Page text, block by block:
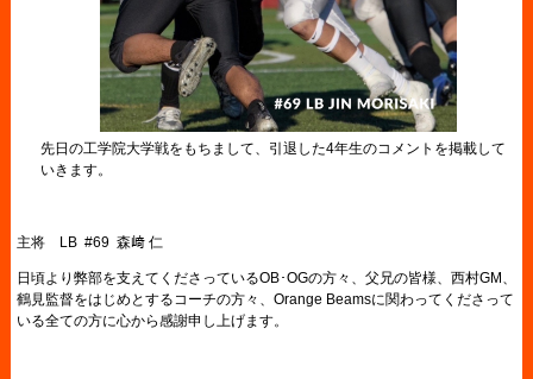
先日の工学院大学戦をもちまして、引退した4年生のコメントを掲載して
いきます。
主将 LB #69 森﨑 仁
日頃より弊部を支えてくださっているOB･OGの方々、父兄の皆様、西村GM、
鶴見監督をはじめとするコーチの方々、Orange Beamsに関わってくださって
いる全ての方に心から感謝申し上げます。